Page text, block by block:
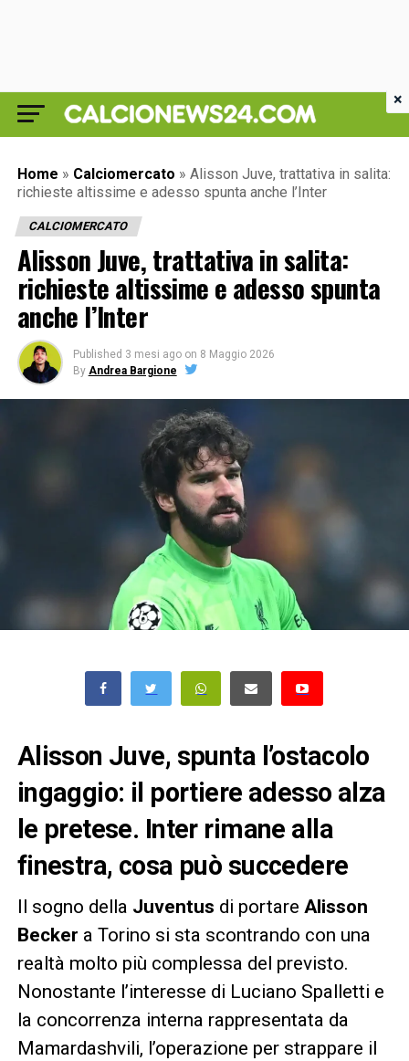
Home » Calciomercato » Alisson Juve, trattativa in salita:
richieste altissime e adesso spunta anche l’Inter
CALCIOMERCATO
Alisson Juve, trattativa in salita:
richieste altissime e adesso spunta
anche l’Inter
Published 3 mesi ago on 8 Maggio 2026
By Andrea Bargione
Alisson Juve, spunta l’ostacolo
ingaggio: il portiere adesso alza
le pretese. Inter rimane alla
finestra, cosa può succedere
Il sogno della Juventus di portare Alisson
Becker a Torino si sta scontrando con una
realtà molto più complessa del previsto.
Nonostante l’interesse di Luciano Spalletti e
la concorrenza interna rappresentata da
Mamardashvili, l’operazione per strappare il
×